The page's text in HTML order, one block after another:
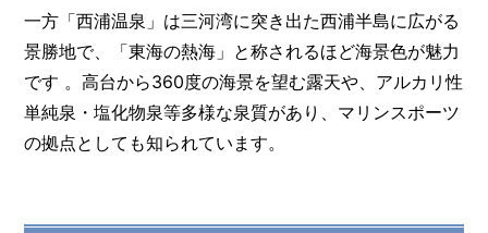
一方「西浦温泉」は三河湾に突き出た西浦半島に広がる
景勝地で、「東海の熱海」と称されるほど海景色が魅力
です 。高台から360度の海景を望む露天や、アルカリ性
単純泉・塩化物泉等多様な泉質があり、マリンスポーツ
の拠点としても知られています。